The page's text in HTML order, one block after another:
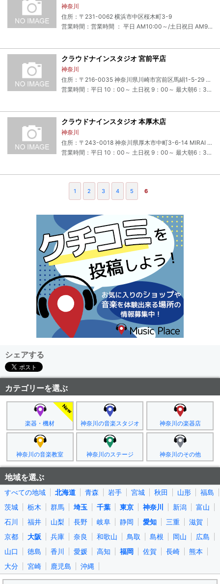
神奈川
住所：〒231-0062 横浜市中区桜木町3-9
営業時間：営業時間 ： 平日 AM10:00～/土日祝日 AM9:00～
クラウドナインスタジオ 宮前平店
神奈川
住所：〒216-0035 神奈川県川崎市宮前区馬絹1-5-29 クラウドナインビル
営業時間：平日 10：00～ 土日祝 9：00～ 最大朝6：30まで営業（団体練習最終予約時間まで）
クラウドナインスタジオ 本厚木店
神奈川
住所：〒243-0018 神奈川県厚木市中町3-6-14 MIRAI BLDG 2F
営業時間：平日 10：00～ 土日祝 9：00～ 最大朝6：30まで営業（団体練習最終予約時間まで）
1 2 3 4 5 6
シェアする
カテゴリーを選ぶ
楽器・機材 神奈川の音楽スタジオ 神奈川の楽器店
神奈川の音楽教室 神奈川のステージ 神奈川のその他
地域を選ぶ
すべての地域 北海道 青森 岩手 宮城 秋田 山形
福島
茨城
栃木 群馬 埼玉 千葉 東京 神奈川 新潟
富山
石川
福井 山梨 長野 岐阜 静岡 愛知 三重
滋賀
京都
大阪 兵庫 奈良 和歌山 鳥取 島根 岡山
広島
山口
徳島 香川 愛媛 高知 福岡 佐賀 長崎
熊本
大分
宮崎 鹿児島 沖縄